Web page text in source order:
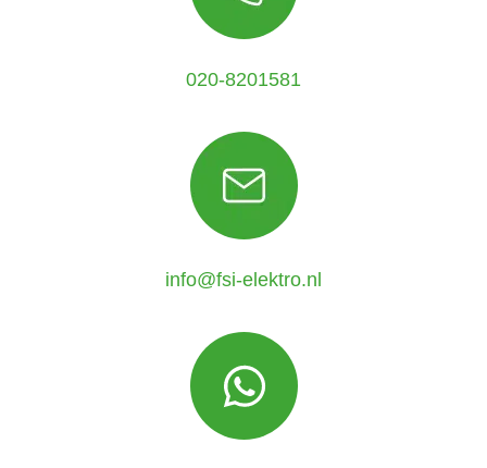
020-8201581
info@fsi-elektro.nl